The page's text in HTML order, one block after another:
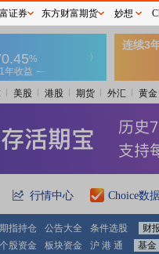
美股 港股 期货 外汇 黄金
行情中心 Choice数
期指持仓 公告大全 条件选股 财
个股资金 板块资金 沪 港 通 基金
证券 东方财富期货 妙想